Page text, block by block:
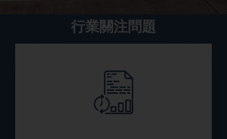
行業關注問題